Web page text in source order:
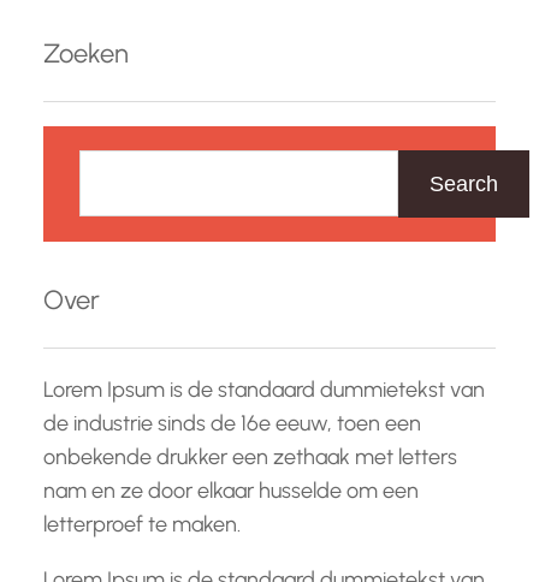
benodigde voedingsstoffen om je energiek en
verzadigd te voelen. Waarom…
Zoeken
k
n
Search
Over
Lorem Ipsum is de standaard dummietekst van
de industrie sinds de 16e eeuw, toen een
onbekende drukker een zethaak met letters
nam en ze door elkaar husselde om een
letterproef te maken.